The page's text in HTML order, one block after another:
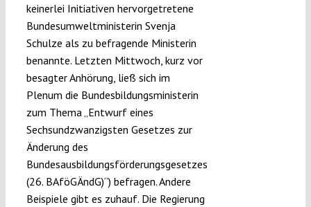
keinerlei Initiativen hervorgetretene
Bundesumweltministerin Svenja
Schulze als zu befragende Ministerin
benannte. Letzten Mittwoch, kurz vor
besagter Anhörung, ließ sich im
Plenum die Bundesbildungsministerin
zum Thema „Entwurf eines
Sechsundzwanzigsten Gesetzes zur
Änderung des
Bundesausbildungsförderungsgesetzes
(26. BAföGÄndG)“) befragen. Andere
Beispiele gibt es zuhauf. Die Regierung